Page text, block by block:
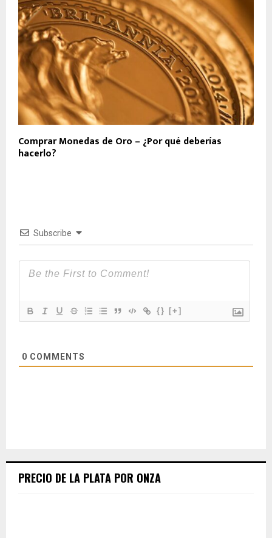
Comprar Monedas de Oro – ¿Por qué deberías
hacerlo?
Subscribe
{} [+]
0 COMMENTS
PRECIO DE LA PLATA POR ONZA